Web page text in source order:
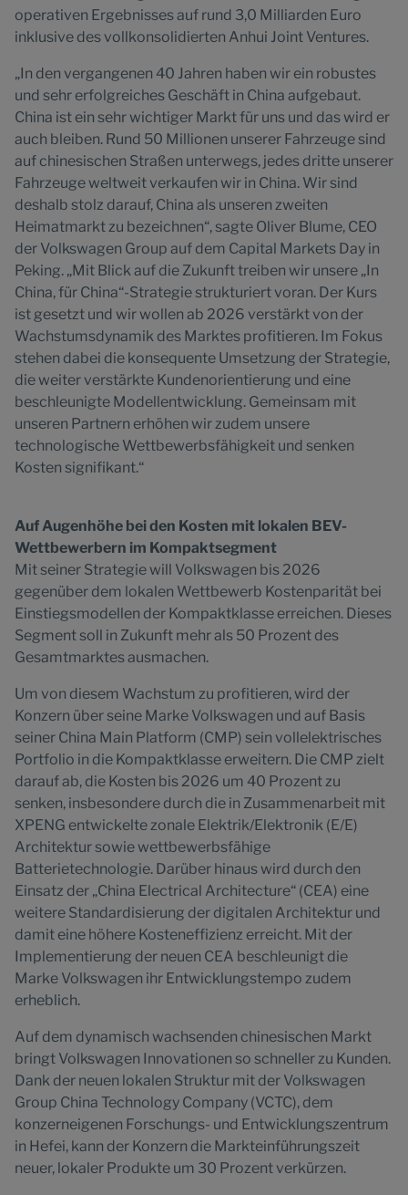
operativen Ergebnisses auf rund 3,0 Milliarden Euro
inklusive des vollkonsolidierten Anhui Joint Ventures.
„In den vergangenen 40 Jahren haben wir ein robustes
und sehr erfolgreiches Geschäft in China aufgebaut.
China ist ein sehr wichtiger Markt für uns und das wird er
auch bleiben. Rund 50 Millionen unserer Fahrzeuge sind
auf chinesischen Straßen unterwegs, jedes dritte unserer
Fahrzeuge weltweit verkaufen wir in China. Wir sind
deshalb stolz darauf, China als unseren zweiten
Heimatmarkt zu bezeichnen“, sagte Oliver Blume, CEO
der Volkswagen Group auf dem Capital Markets Day in
Peking. „Mit Blick auf die Zukunft treiben wir unsere „In
China, für China“-Strategie strukturiert voran. Der Kurs
ist gesetzt und wir wollen ab 2026 verstärkt von der
Wachstumsdynamik des Marktes profitieren. Im Fokus
stehen dabei die konsequente Umsetzung der Strategie,
die weiter verstärkte Kundenorientierung und eine
beschleunigte Modellentwicklung. Gemeinsam mit
unseren Partnern erhöhen wir zudem unsere
technologische Wettbewerbsfähigkeit und senken
Kosten signifikant.“
Auf Augenhöhe bei den Kosten mit lokalen BEV-
Wettbewerbern im Kompaktsegment
Mit seiner Strategie will Volkswagen bis 2026
gegenüber dem lokalen Wettbewerb Kostenparität bei
Einstiegsmodellen der Kompaktklasse erreichen. Dieses
Segment soll in Zukunft mehr als 50 Prozent des
Gesamtmarktes ausmachen.
Um von diesem Wachstum zu profitieren, wird der
Konzern über seine Marke Volkswagen und auf Basis
seiner China Main Platform (CMP) sein vollelektrisches
Portfolio in die Kompaktklasse erweitern. Die CMP zielt
darauf ab, die Kosten bis 2026 um 40 Prozent zu
senken, insbesondere durch die in Zusammenarbeit mit
XPENG entwickelte zonale Elektrik/Elektronik (E/E)
Architektur sowie wettbewerbsfähige
Batterietechnologie. Darüber hinaus wird durch den
Einsatz der „China Electrical Architecture“ (CEA) eine
weitere Standardisierung der digitalen Architektur und
damit eine höhere Kosteneffizienz erreicht. Mit der
Implementierung der neuen CEA beschleunigt die
Marke Volkswagen ihr Entwicklungstempo zudem
erheblich.
Auf dem dynamisch wachsenden chinesischen Markt
bringt Volkswagen Innovationen so schneller zu Kunden.
Dank der neuen lokalen Struktur mit der Volkswagen
Group China Technology Company (VCTC), dem
konzerneigenen Forschungs- und Entwicklungszentrum
in Hefei, kann der Konzern die Markteinführungszeit
neuer, lokaler Produkte um 30 Prozent verkürzen.